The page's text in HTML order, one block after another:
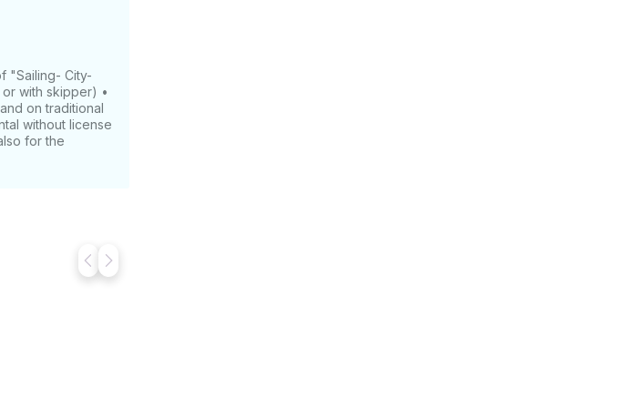
"Sailing- City-
with skipper) •
on traditional
without license
for the